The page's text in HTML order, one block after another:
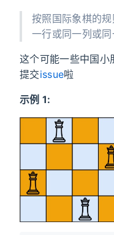
按照国际象棋的
一行或同一列或
这个可能一些中国
提交issue啦
示例 1: